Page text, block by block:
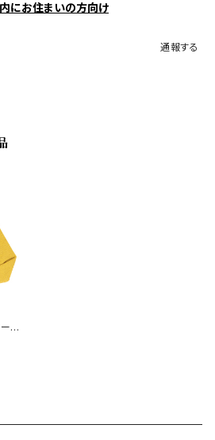
にお住まいの方向け
通報する
タ